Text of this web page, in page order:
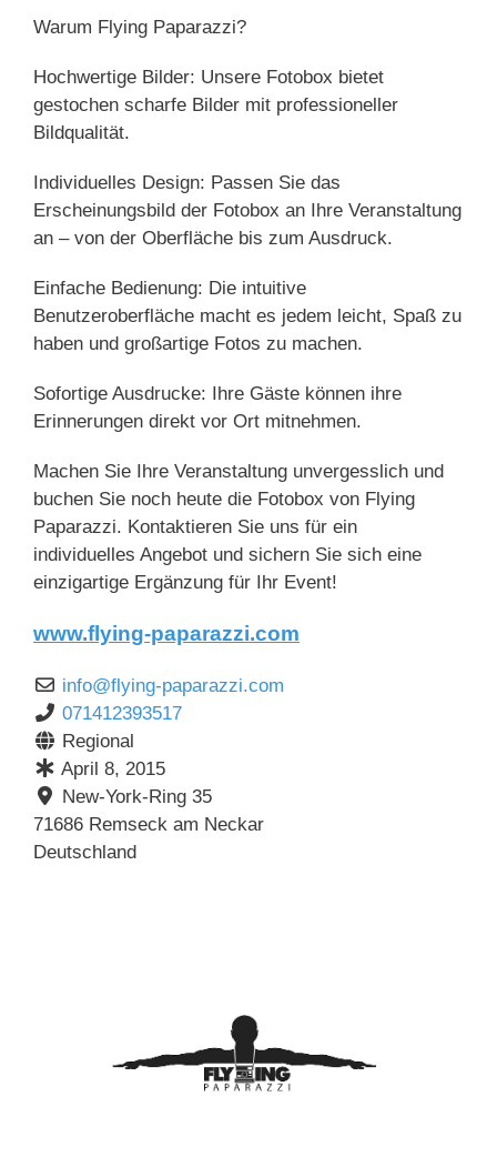
Warum Flying Paparazzi?
Hochwertige Bilder: Unsere Fotobox bietet
gestochen scharfe Bilder mit professioneller
Bildqualität.
Individuelles Design: Passen Sie das
Erscheinungsbild der Fotobox an Ihre Veranstaltung
an – von der Oberfläche bis zum Ausdruck.
Einfache Bedienung: Die intuitive
Benutzeroberfläche macht es jedem leicht, Spaß zu
haben und großartige Fotos zu machen.
Sofortige Ausdrucke: Ihre Gäste können ihre
Erinnerungen direkt vor Ort mitnehmen.
Machen Sie Ihre Veranstaltung unvergesslich und
buchen Sie noch heute die Fotobox von Flying
Paparazzi. Kontaktieren Sie uns für ein
individuelles Angebot und sichern Sie sich eine
einzigartige Ergänzung für Ihr Event!
www.flying-paparazzi.com
info@flying-paparazzi.com
071412393517
Regional
April 8, 2015
New-York-Ring 35
71686 Remseck am Neckar
Deutschland